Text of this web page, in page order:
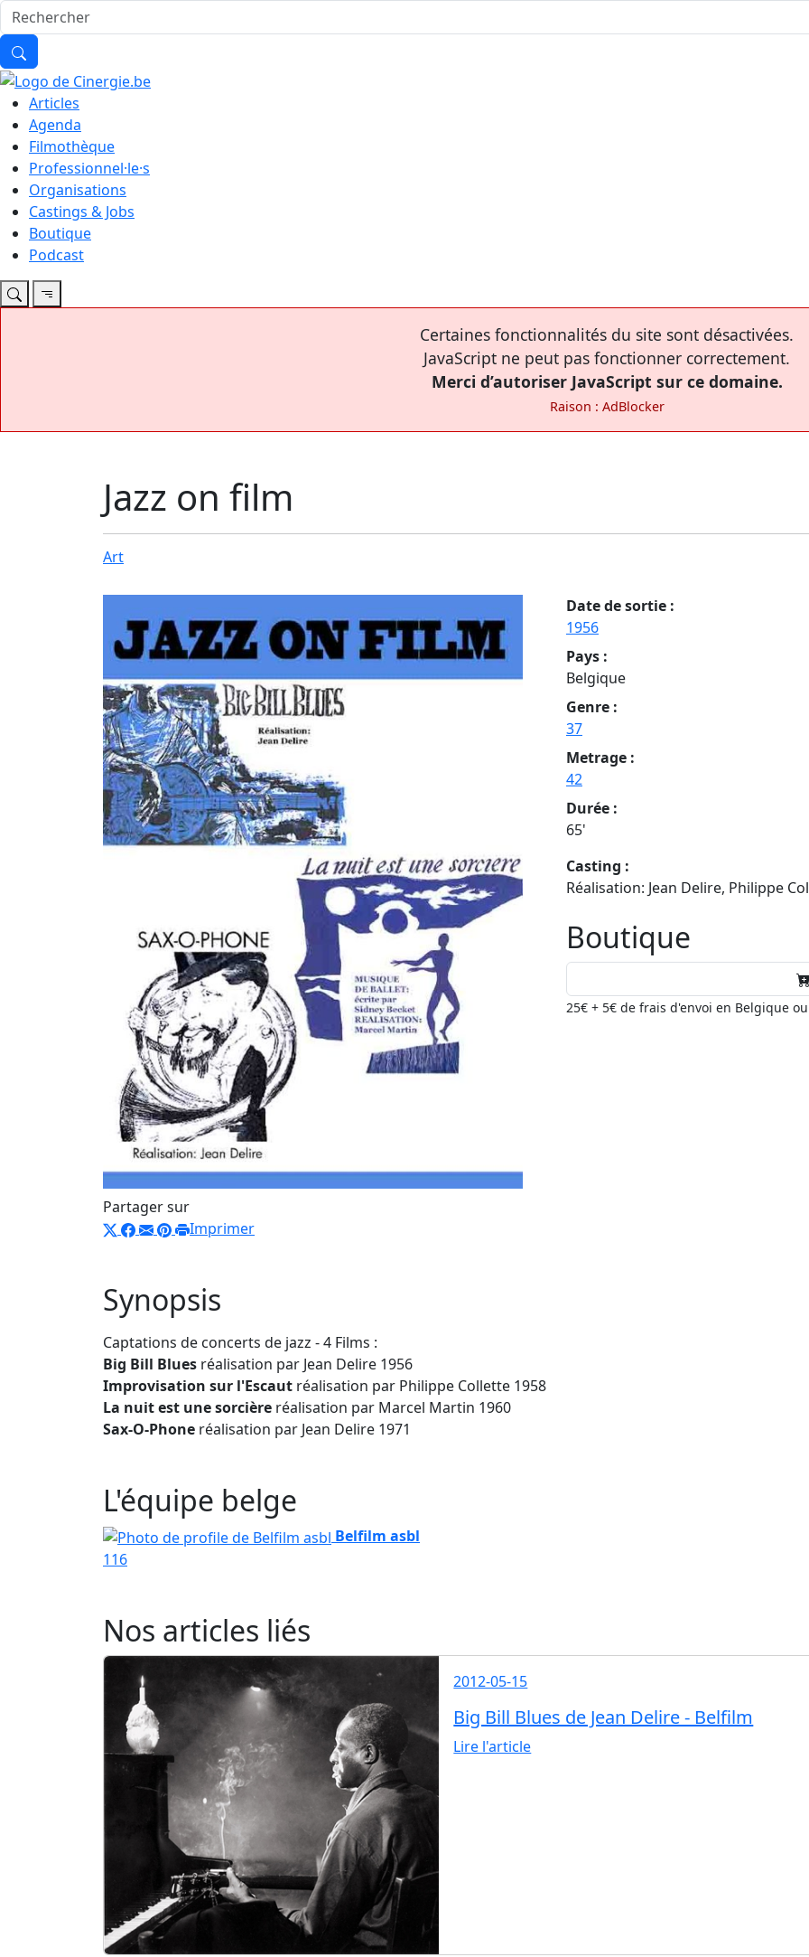
Articles
Agenda
Filmothèque
Professionnel·le·s
Organisations
Castings & Jobs
Boutique
Podcast
Certaines fonctionnalités du site sont désactivées.
JavaScript ne peut pas fonctionner correctement.
Merci d’autoriser JavaScript sur ce domaine.
Raison : AdBlocker
Jazz on film
Art
Partager sur
Imprimer
Date de sortie :
1956
Pays :
Belgique
Genre :
37
Metrage :
42
Durée :
65'
Casting :
Réalisation: Jean Delire, Philippe
Boutique
25€ + 5€ de frais d'envoi en Belgique
Synopsis
Captations de concerts de jazz - 4 Films :
Big Bill Blues réalisation par Jean Delire 1956
Improvisation sur l'Escaut réalisation par Philippe Collette 1958
La nuit est une sorcière réalisation par Marcel Martin 1960
Sax-O-Phone réalisation par Jean Delire 1971
L'équipe belge
Belfilm asbl
116
Nos articles liés
2012-05-15
Big Bill Blues de Jean Delire - Belfilm
Lire l'article